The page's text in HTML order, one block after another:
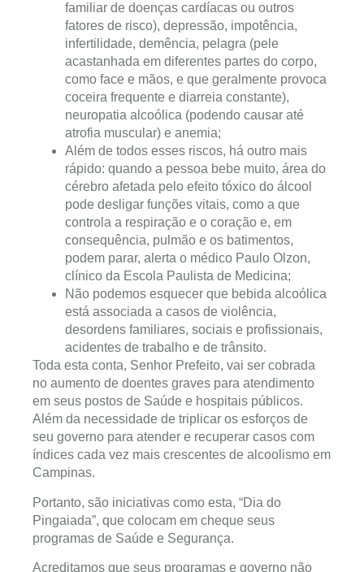
familiar de doenças cardíacas ou outros
fatores de risco), depressão, impotência,
infertilidade, demência, pelagra (pele
acastanhada em diferentes partes do corpo,
como face e mãos, e que geralmente provoca
coceira frequente e diarreia constante),
neuropatia alcoólica (podendo causar até
atrofia muscular) e anemia;
Além de todos esses riscos, há outro mais
rápido: quando a pessoa bebe muito, área do
cérebro afetada pelo efeito tóxico do álcool
pode desligar funções vitais, como a que
controla a respiração e o coração e, em
consequência, pulmão e os batimentos,
podem parar, alerta o médico Paulo Olzon,
clínico da Escola Paulista de Medicina;
Não podemos esquecer que bebida alcoólica
está associada a casos de violência,
desordens familiares, sociais e profissionais,
acidentes de trabalho e de trânsito.
Toda esta conta, Senhor Prefeito, vai ser cobrada
no aumento de doentes graves para atendimento
em seus postos de Saúde e hospitais públicos.
Além da necessidade de triplicar os esforços de
seu governo para atender e recuperar casos com
índices cada vez mais crescentes de alcoolismo em
Campinas.
Portanto, são iniciativas como esta, “Dia do
Pingaiada”, que colocam em cheque seus
programas de Saúde e Segurança.
Acreditamos que seus programas e governo não